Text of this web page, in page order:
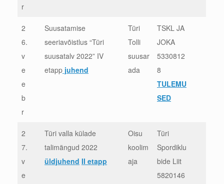
r
2
6.
v
e
e
b
r
Suusatamise
seeriavõistlus “Türi
suusatalv 2022” IV
etapp juhend
Türi
Tolli
suusar
ada
TSKL JA
JOKA
5330812
8
TULEMU
SED
2
7.
v
e
Türi valla külade
talimängud 2022
üldjuhend II etapp
Oisu
koolim
aja
Türi
Spordiklu
bide Liit
5820146